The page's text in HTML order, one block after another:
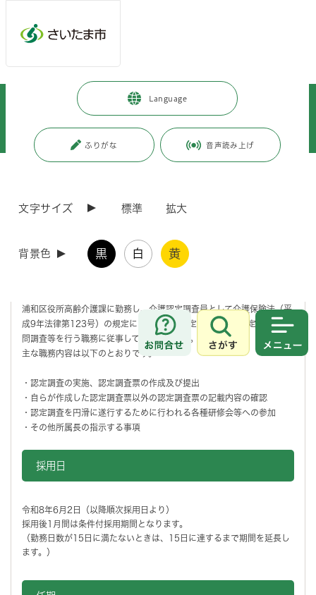
Language
ふりがな 音声読み上げ
文字サイズ 標準 拡大
背景色 黒 白 黄
お問合せ
さがす
浦和区 区政情報 > 区政について（総合）
役所勤務）
介護認定調査員（パートタイム会計年度任用職員）
浦和区役所高齢介護課に勤務し、介護認定調査員として介護保険法（平
成9年法律第123号）の規定による要介護認定又は要支援認定に係る訪
問調査等を行う職務に従事していただきます。
主な職務内容は以下のとおりです。
・認定調査の実施、認定調査票の作成及び提出
・自らが作成した認定調査票以外の認定調査票の記載内容の確認
・認定調査を円滑に遂行するために行われる各種研修会等への参加
・その他所属長の指示する事項
採用日
令和8年6月2日（以降順次採用日より）
採用後1月間は条件付採用期間となります。
（勤務日数が15日に満たないときは、15日に達するまで期間を延長し
ます。）